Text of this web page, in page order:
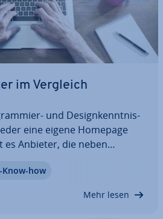
im Vergleich
und De­sign­kennt­nis­
eine eigene Homepage
es Anbieter, die neben
und E-Mail-Postfach
Know-how
Mehr lesen